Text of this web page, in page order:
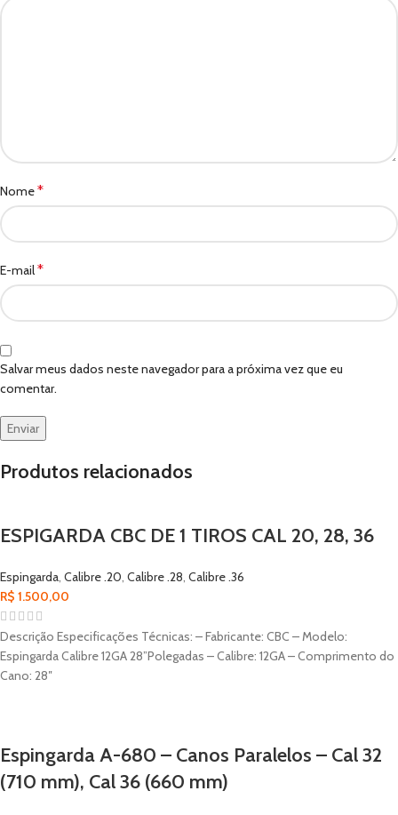
Nome*
E-mail*
Salvar meus dados neste navegador para a próxima vez que eu
comentar.
Produtos relacionados
ESPIGARDA CBC DE 1 TIROS CAL 20, 28, 36
Espingarda Calibre .20 Calibre .28 Calibre .36
R$ 1.500,00
Descrição Especificações Técnicas: – Fabricante: CBC – Modelo:
Espingarda Calibre 12GA 28”Polegadas – Calibre: 12GA – Comprimento do
Cano: 28″
Espingarda A-680 – Canos Paralelos – Cal 32
(710 mm), Cal 36 (660 mm)